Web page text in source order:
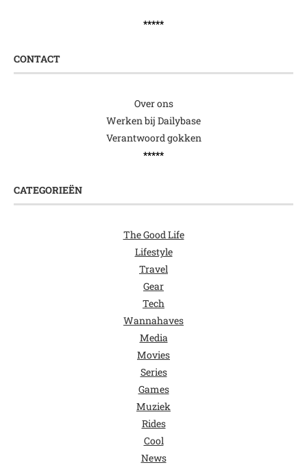
*****
CONTACT
Over ons
Werken bij Dailybase
Verantwoord gokken
*****
CATEGORIEËN
The Good Life
Lifestyle
Travel
Gear
Tech
Wannahaves
Media
Movies
Series
Games
Muziek
Rides
Cool
News